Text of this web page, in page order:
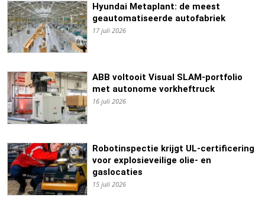
Hyundai Metaplant: de meest
geautomatiseerde autofabriek
17 juli 2026
ABB voltooit Visual SLAM-portfolio
met autonome vorkheftruck
16 juli 2026
Robotinspectie krijgt UL-certificering
voor explosieveilige olie- en
gaslocaties
15 juli 2026